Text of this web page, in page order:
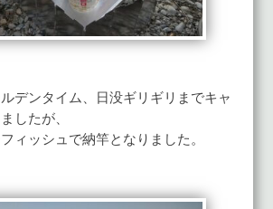
デンタイム、日没ギリギリまでキャ
したが、
ィッシュで納竿となりました。